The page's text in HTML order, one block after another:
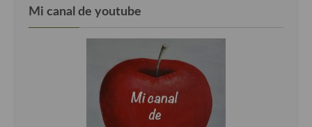
Mi canal de youtube